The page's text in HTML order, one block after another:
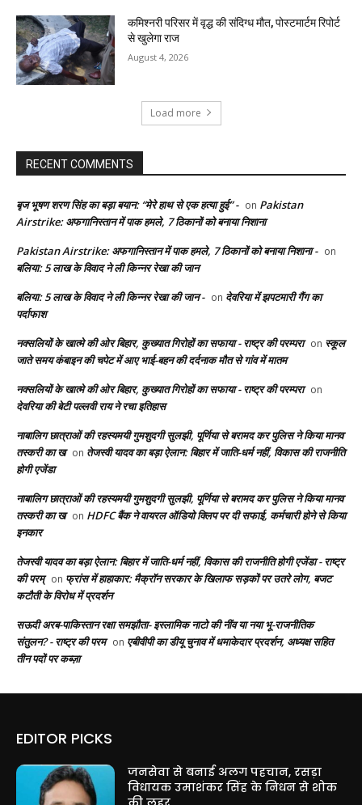
कमिश्नरी परिसर में वृद्ध की संदिग्ध मौत, पोस्टमार्टम रिपोर्ट
से खुलेगा राज
August 4, 2026
Load more
RECENT COMMENTS
बृज भूषण शरण सिंह का बड़ा बयान: “मेरे हाथ से एक हत्या हुई” - on Pakistan
Airstrike: अफगानिस्तान में पाक हमले, 7 ठिकानों को बनाया निशाना
Pakistan Airstrike: अफगानिस्तान में पाक हमले, 7 ठिकानों को बनाया निशाना - on
बलिया: 5 लाख के विवाद ने ली किन्नर रेखा की जान
बलिया: 5 लाख के विवाद ने ली किन्नर रेखा की जान - on देवरिया में झपटमारी गैंग का
पर्दाफाश
नक्सलियों के खात्मे की ओर बिहार, कुख्यात गिरोहों का सफाया - राष्ट्र की परम्परा on स्कूल
जाते समय कंबाइन की चपेट में आए भाई-बहन की दर्दनाक मौत से गांव में मातम
नक्सलियों के खात्मे की ओर बिहार, कुख्यात गिरोहों का सफाया - राष्ट्र की परम्परा on
देवरिया की बेटी पल्लवी राय ने रचा इतिहास
नाबालिग छात्राओं की रहस्यमयी गुमशुदगी सुलझी, पूर्णिया से बरामद कर पुलिस ने किया मानव
तस्करी का ख on तेजस्वी यादव का बड़ा ऐलान: बिहार में जाति-धर्म नहीं, विकास की राजनीति
होगी एजेंडा
नाबालिग छात्राओं की रहस्यमयी गुमशुदगी सुलझी, पूर्णिया से बरामद कर पुलिस ने किया मानव
तस्करी का ख on HDFC बैंक ने वायरल ऑडियो क्लिप पर दी सफाई, कर्मचारी होने से किया
इनकार
तेजस्वी यादव का बड़ा ऐलान: बिहार में जाति-धर्म नहीं, विकास की राजनीति होगी एजेंडा - राष्ट्र
की परम् on फ्रांस में हाहाकार: मैक्रॉन सरकार के खिलाफ सड़कों पर उतरे लोग, बजट
कटौती के विरोध में प्रदर्शन
सऊदी अरब-पाकिस्तान रक्षा समझौता- इस्लामिक नाटो की नींव या नया भू-राजनीतिक
संतुलन? - राष्ट्र की परम on एबीवीपी का डीयू चुनाव में धमाकेदार प्रदर्शन, अध्यक्ष सहित
तीन पदों पर कब्ज़ा
EDITOR PICKS
जनसेवा से बनाई अलग पहचान, रसड़ा
विधायक उमाशंकर सिंह के निधन से शोक